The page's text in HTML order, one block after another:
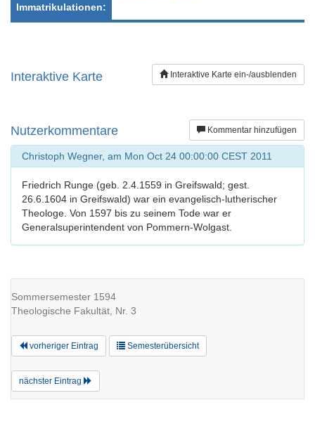
Immatrikulationen:
Interaktive Karte ein-/ausblenden
Interaktive Karte
Kommentar hinzufügen
Nutzerkommentare
Christoph Wegner, am Mon Oct 24 00:00:00 CEST 2011
Friedrich Runge (geb. 2.4.1559 in Greifswald; gest.
26.6.1604 in Greifswald) war ein evangelisch-lutherischer
Theologe. Von 1597 bis zu seinem Tode war er
Generalsuperintendent von Pommern-Wolgast.
Sommersemester 1594
Theologische Fakultät, Nr. 3
vorheriger Eintrag Semesterübersicht
nächster Eintrag